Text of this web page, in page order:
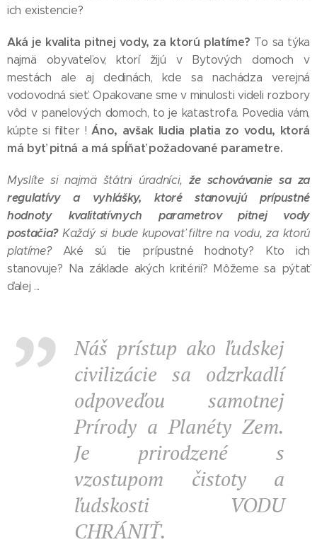
ich existencie?
Aká je kvalita pitnej vody, za ktorú platíme? To sa týka
najmä obyvateľov, ktorí žijú v Bytových domoch v
mestách ale aj dedinách, kde sa nachádza verejná
vodovodná sieť. Opakovane sme v minulosti videli rozbory
vôd v panelových domoch, to je katastrofa. Povedia vám,
kúpte si filter !Áno, avšak ľudia platia zo vodu, ktorá
má byť pitná a má spĺňať požadované parametre.
Myslíte si najmä štátni úradníci,že schovávanie sa za
regulatívy a vyhlášky, ktoré stanovujú prípustné
hodnoty kvalitatívnych parametrov pitnej vody
postačia?Každý si bude kupovať filtre na vodu, za ktorú
platíme?Aké sú tie prípustné hodnoty? Kto ich
stanovuje? Na základe akých kritérií? Môžeme sa pýtať
ďalej ...
Náš prístup ako ľudskej
civilizácie sa odzrkadlí
odpoveďou samotnej
Prírody a Planéty Zem.
Je prirodzené s
vzostupom čistoty a
ľudskosti VODU
CHRÁNIŤ.